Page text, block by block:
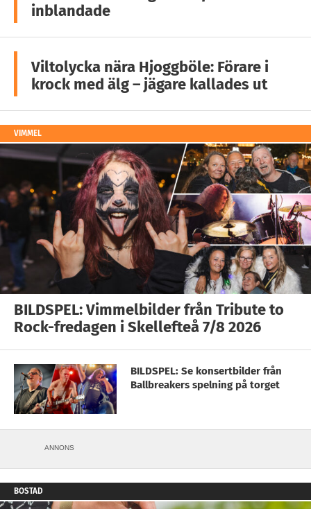
inblandade
Viltolycka nära Hjoggböle: Förare i
krock med älg – jägare kallades ut
VIMMEL
BILDSPEL: Vimmelbilder från Tribute to
Rock-fredagen i Skellefteå 7/8 2026
BILDSPEL: Se konsertbilder från
Ballbreakers spelning på torget
ANNONS
BOSTAD